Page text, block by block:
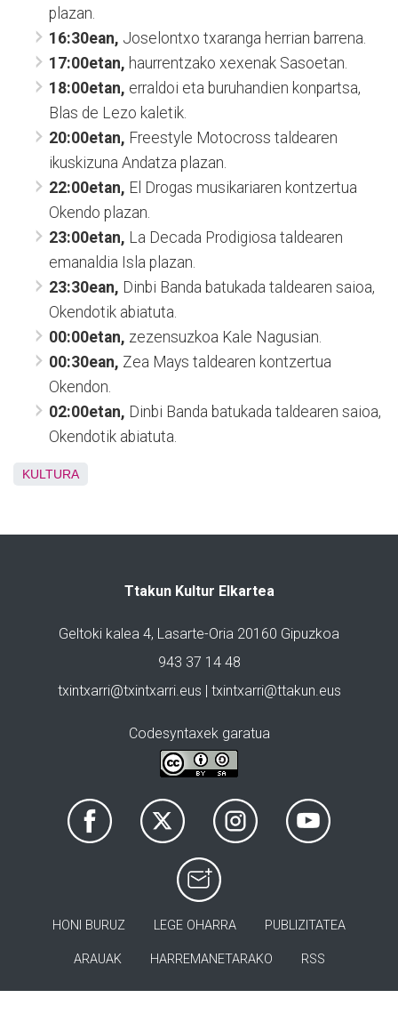
plazan.
16:30ean, Joselontxo txaranga herrian barrena.
17:00etan, haurrentzako xexenak Sasoetan.
18:00etan, erraldoi eta buruhandien konpartsa,
Blas de Lezo kaletik.
20:00etan, Freestyle Motocross taldearen
ikuskizuna Andatza plazan.
22:00etan, El Drogas musikariaren kontzertua
Okendo plazan.
23:00etan, La Decada Prodigiosa taldearen
emanaldia Isla plazan.
23:30ean, Dinbi Banda batukada taldearen saioa,
Okendotik abiatuta.
00:00etan, zezensuzkoa Kale Nagusian.
00:30ean, Zea Mays taldearen kontzertua
Okendon.
02:00etan, Dinbi Banda batukada taldearen saioa,
Okendotik abiatuta.
KULTURA
Ttakun Kultur Elkartea
Geltoki kalea 4, Lasarte-Oria 20160 Gipuzkoa
943 37 14 48
txintxarri@txintxarri.eus | txintxarri@ttakun.eus
Codesyntaxek garatua
HONI BURUZ LEGE OHARRA PUBLIZITATEA
ARAUAK HARREMANETARAKO RSS